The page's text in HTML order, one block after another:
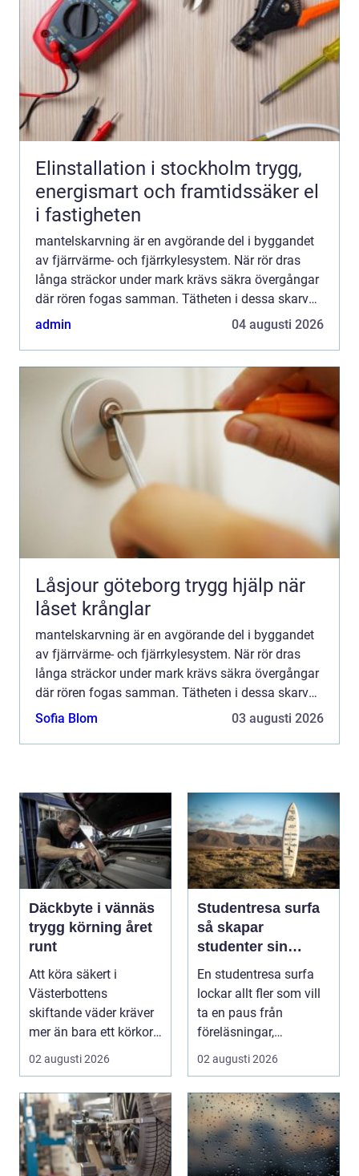
Elinstallation i stockholm trygg,
energismart och framtidssäker el
i fastigheten
mantelskarvning är en avgörande del i byggandet
av fjärrvärme- och fjärrkylesystem. När rör dras
långa sträckor under mark krävs säkra övergångar
där rören fogas samman. Tätheten i dessa skarvar
påverkar både energiförluster, livslängd och hur
admin 04 augusti 2026
Låsjour göteborg trygg hjälp när
låset krånglar
mantelskarvning är en avgörande del i byggandet
av fjärrvärme- och fjärrkylesystem. När rör dras
långa sträckor under mark krävs säkra övergångar
där rören fogas samman. Tätheten i dessa skarvar
påverkar både energiförluster, livslängd och hur
Sofia Blom 03 augusti 2026
Däckbyte i vännäs
trygg körning året
runt
Att köra säkert i
Västerbottens
skiftande väder kräver
mer än bara ett körkort
och en pålitlig bil. ...
02 augusti 2026
Studentresa surfa
så skapar
studenter sin
ultimata paus från
plugget
En studentresa surfa
lockar allt fler som vill
ta en paus från
föreläsningar,
tentaplugg och sena
02 augusti 2026